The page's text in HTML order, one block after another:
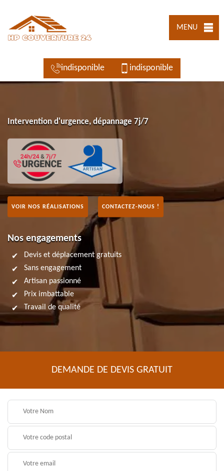
MENU
indisponible indisponible
Intervention d'urgence, dépannage 7j/7
VOIR NOS RÉALISATIONS CONTACTEZ-NOUS !
Nos engagements
Devis et déplacement gratuits
Sans engagement
Artisan passionné
Prix imbattable
Travail de qualité
DEMANDE DE DEVIS GRATUIT